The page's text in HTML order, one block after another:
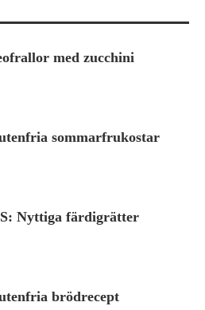
med zucchini
sommarfrukostar
Nyttiga färdigrätter
brödrecept